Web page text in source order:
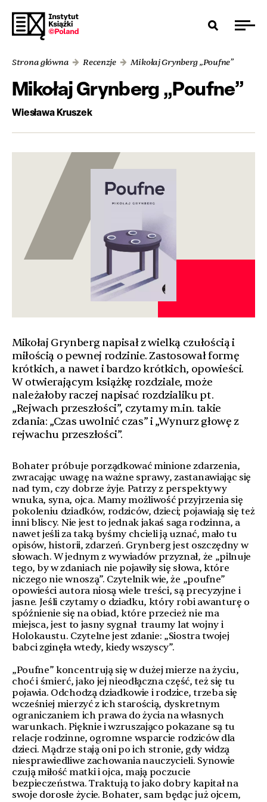
Strona główna Recenzje Mikołaj Grynberg „Poufne”
Mikołaj Grynberg „Poufne”
Wiesława Kruszek
Mikołaj Grynberg napisał z wielką czułością i
miłością o pewnej rodzinie. Zastosował formę
krótkich, a nawet i bardzo krótkich, opowieści.
W otwierającym książkę rozdziale, może
należałoby raczej napisać rozdzialiku pt.
„Rejwach przeszłości”, czytamy m.in. takie
zdania: „Czas uwolnić czas” i „Wynurz głowę z
rejwachu przeszłości”.
Bohater próbuje porządkować minione zdarzenia,
zwracając uwagę na ważne sprawy, zastanawiając się
nad tym, czy dobrze żyje. Patrzy z perspektywy
wnuka, syna, ojca. Mamy możliwość przyjrzenia się
pokoleniu dziadków, rodziców, dzieci; pojawiają się też
inni bliscy. Nie jest to jednak jakaś saga rodzinna, a
nawet jeśli za taką byśmy chcieli ją uznać, mało tu
opisów, historii, zdarzeń. Grynberg jest oszczędny w
słowach. W jednym z wywiadów przyznał, że „pilnuje
tego, by w zdaniach nie pojawiły się słowa, które
niczego nie wnoszą”. Czytelnik wie, że „poufne”
opowieści autora niosą wiele treści, są precyzyjne i
jasne. Jeśli czytamy o dziadku, który robi awanturę o
spóźnienie się na obiad, które przecież nie ma
miejsca, jest to jasny sygnał traumy lat wojny i
Holokaustu. Czytelne jest zdanie: „Siostra twojej
babci zginęła wtedy, kiedy wszyscy”.
„Poufne” koncentrują się w dużej mierze na życiu,
choć i śmierć, jako jej nieodłączna część, też się tu
pojawia. Odchodzą dziadkowie i rodzice, trzeba się
wcześniej mierzyć z ich starością, dyskretnym
ograniczaniem ich prawa do życia na własnych
warunkach. Pięknie i wzruszająco pokazane są tu
relacje rodzinne, ogromne wsparcie rodziców dla
dzieci. Mądrze stają oni po ich stronie, gdy widzą
niesprawiedliwe zachowania nauczycieli. Synowie
czują miłość matki i ojca, mają poczucie
bezpieczeństwa. Traktują to jako dobry kapitał na
swoje dorosłe życie. Bohater, sam będąc już ojcem,